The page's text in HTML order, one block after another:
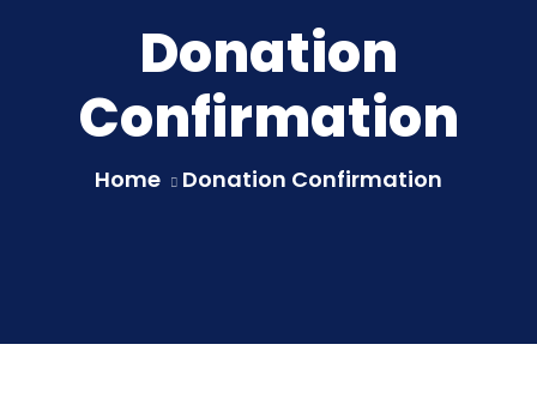
Donation
Confirmation
Home Donation Confirmation